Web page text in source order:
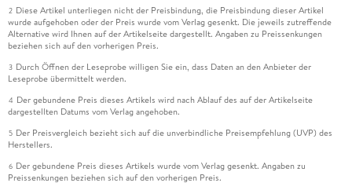
2 Diese Artikel unterliegen nicht der Preisbindung, die Preisbindung dieser Artikel
wurde aufgehoben oder der Preis wurde vom Verlag gesenkt. Die jeweils zutreffende
Alternative wird Ihnen auf der Artikelseite dargestellt. Angaben zu Preissenkungen
beziehen sich auf den vorherigen Preis.
3 Durch Öffnen der Leseprobe willigen Sie ein, dass Daten an den Anbieter der
Leseprobe übermittelt werden.
4 Der gebundene Preis dieses Artikels wird nach Ablauf des auf der Artikelseite
dargestellten Datums vom Verlag angehoben.
5 Der Preisvergleich bezieht sich auf die unverbindliche Preisempfehlung (UVP) des
Herstellers.
6 Der gebundene Preis dieses Artikels wurde vom Verlag gesenkt. Angaben zu
Preissenkungen beziehen sich auf den vorherigen Preis.